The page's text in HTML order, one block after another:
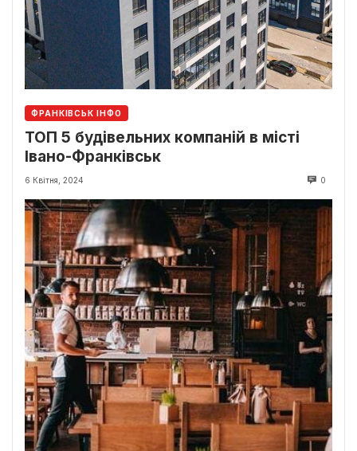
ФРАНКІВСЬК ІНФО
ТОП 5 будівельних компаній в місті
Івано-Франківськ
6 Квітня, 2024 0